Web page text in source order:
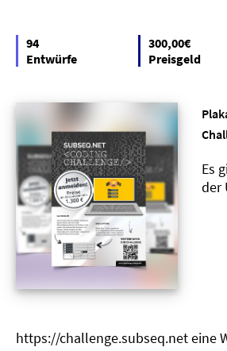
94
Entwürfe
300,00€
Preisgeld
Es
der
https://challenge.subseq.net eine